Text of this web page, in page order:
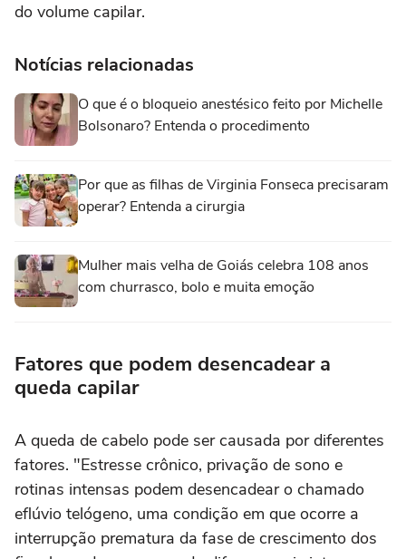
do volume capilar.
Notícias relacionadas
O que é o bloqueio anestésico feito por Michelle
Bolsonaro? Entenda o procedimento
Por que as filhas de Virginia Fonseca precisaram
operar? Entenda a cirurgia
Mulher mais velha de Goiás celebra 108 anos
com churrasco, bolo e muita emoção
Fatores que podem desencadear a
queda capilar
A queda de cabelo pode ser causada por diferentes
fatores. "Estresse crônico, privação de sono e
rotinas intensas podem desencadear o chamado
eflúvio telógeno, uma condição em que ocorre a
interrupção prematura da fase de crescimento dos